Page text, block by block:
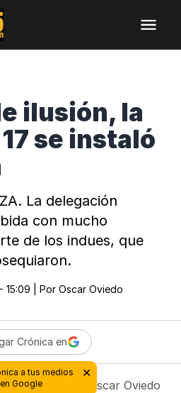
ilusión, la
se instaló
La delegación
con mucho
de los indues, que
15:09 | Por Oscar Oviedo
Crónica en
- 15:09 Oscar Oviedo